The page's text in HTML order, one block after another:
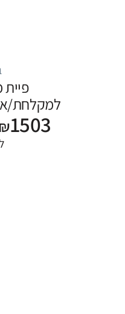
פיית
למקלחת/
סדרה ITAP: כרום
1503